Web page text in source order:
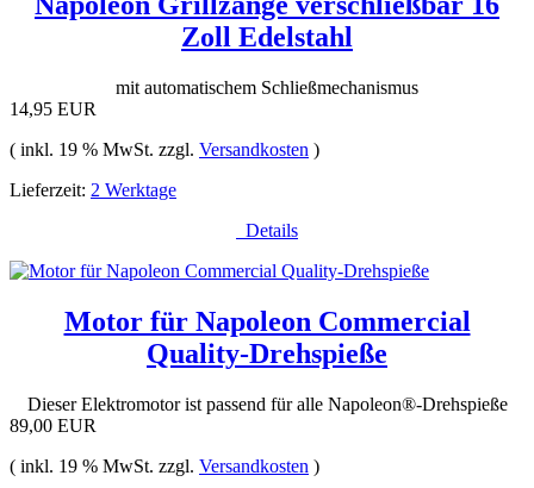
Zoll Edelstahl
mit automatischem Schließmechanismus
14,95 EUR
( inkl. 19 % MwSt. zzgl. Versandkosten )
Lieferzeit: 2 Werktage
Details
Motor für Napoleon Commercial
Quality-Drehspieße
Dieser Elektromotor ist passend für alle Napoleon®-Drehspieße
89,00 EUR
( inkl. 19 % MwSt. zzgl. Versandkosten )